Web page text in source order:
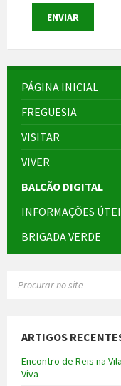
PÁGINA INICIAL
FREGUESIA
VISITAR
VIVER
BALCÃO DIGITAL
INFORMAÇÕES
BRIGADA VERDE
ARTIGOS
Encontro de Reis na
Viva